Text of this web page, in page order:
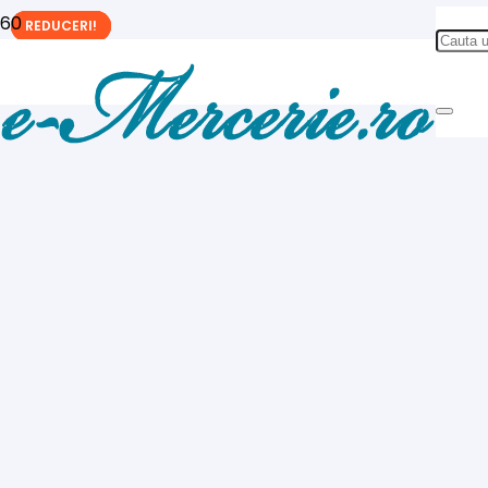
REDUCERI!
REDUCERI!
REDUCERI!